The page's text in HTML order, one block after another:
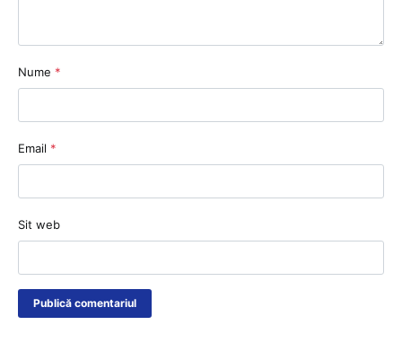
Nume *
Email *
Sit web